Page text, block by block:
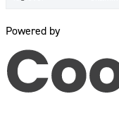
Powered by